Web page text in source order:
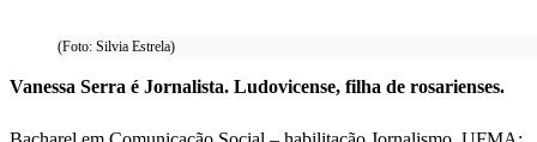
(Foto: Silvia Estrela)
Vanessa Serra é Jornalista. Ludovicense, filha de rosarienses.